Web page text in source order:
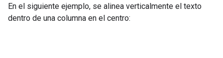
En el siguiente ejemplo, se alinea verticalmente el texto
dentro de una columna en el centro: